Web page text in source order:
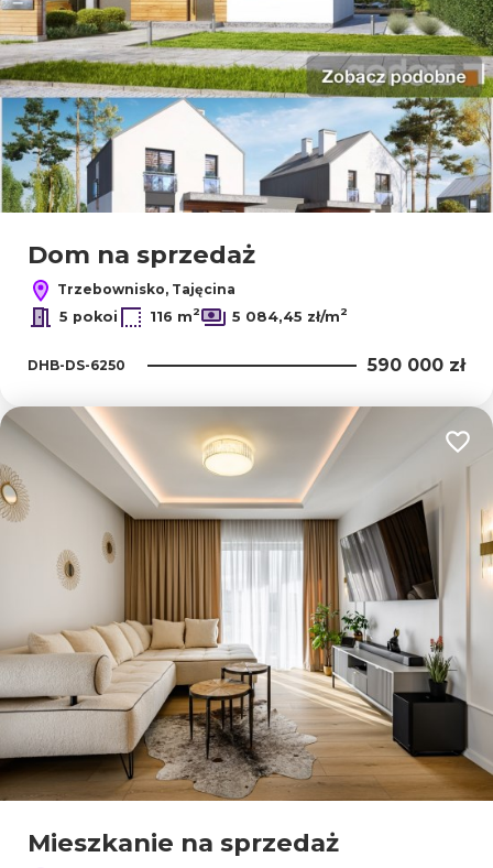
Dom na sprzedaż
Trzebownisko, Tajęcina
5 pokoi
116 m2 5 084,45 zł/m2
DHB-DS-6250 590 000 zł
Mieszkanie na sprzedaż